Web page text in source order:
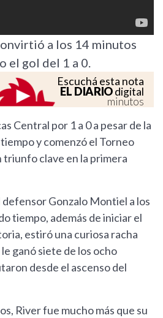
a los 14 minutos
el gol del 1 a 0.
Escuchá esta nota
EL DIARIOdigital
minutos
Central por 1 a 0 a pesar de la
y comenzó el Torneo
clave en la primera
Gonzalo Montiel a los
tiempo, además de iniciar el
estiró una curiosa racha
ganó siete de los ocho
desde el ascenso del
River fue mucho más que su